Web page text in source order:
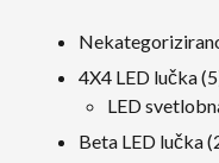
4X4 LED lučka 5
LED
Beta LED lučka